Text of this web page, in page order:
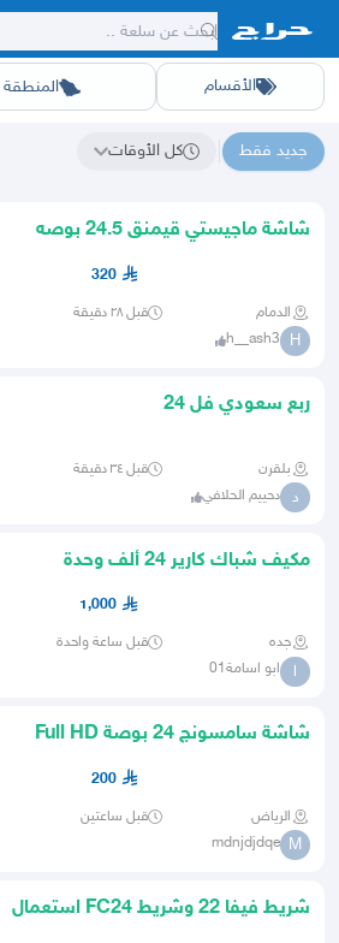
الأقسام المنطقة أجهزةعقار ديل وظائفالعابتدريب الشرقيهجدهمكه المدينةالطايف
جديد فقط كل الأوقات
شاشة ماجيستي قيمنق 24.5 بوصه
320
الدمام قبل ٢٨ دقيقة
H
h__ash3
ربع سعودي فل 24
بلقرن قبل ٣٤ دقيقة
د دحييم الحلافي
مكيف شباك كارير 24 ألف وحدة
1,000
جده قبل ساعة واحدة
ا ابو اسامة01
شاشة سامسونج 24 بوصة Full HD
200
الرياض قبل ساعتين
M
mdnjdjdqe
شريط فيفا 22 وشريط FC24 استعمال